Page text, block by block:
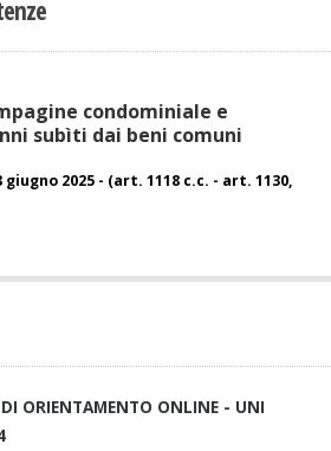
condominiale e
subìti dai beni comuni
giugno 2025 - (art. 1118 c.c. - art. 1130,
ORIENTAMENTO ONLINE - UNI